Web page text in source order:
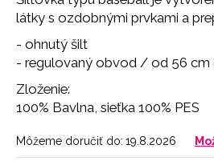
látky s ozdobnými prvkami a
- ohnutý šilt
- regulovaný obvod / od 56
Zloženie:
100% Bavlna, sieťka 100% PES
Môžeme doručiť do: 19.8.2026
a
m
e
BRAZILKY
SOFT